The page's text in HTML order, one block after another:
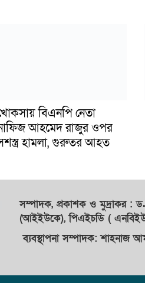
বিএনপি নেতা
আহমেদ রাজুর ওপর
হামলা, গুরুতর আহত
সম্পাদক, প্রকাশকওমুদ্রাকর: ড.
(আইইউকে), পিএইচডি ( এনবিইউ-
ব্যবস্থাপনা সম্পাদক: শাহনাজ